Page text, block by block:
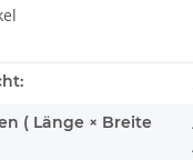
( Länge × Breite